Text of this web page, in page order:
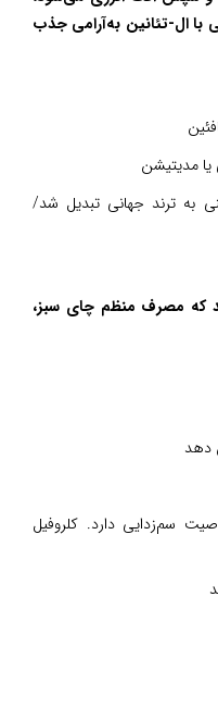
با ال-تئانین به‌آرامی جذب
مدیتیشن
به ترند جهانی تبدیل شد/
که مصرف منظم چای سبز،
دهد
سم‌زدایی دارد. کلروفیل